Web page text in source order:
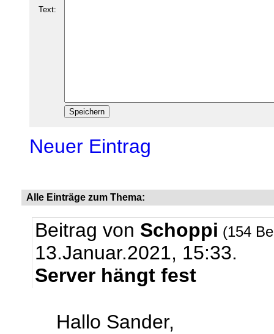
Text:
Neuer Eintrag
Alle Einträge zum Thema:
Beitrag von Schoppi (154
13.Januar.2021, 15:33.
Server hängt fest
Hallo Sander,